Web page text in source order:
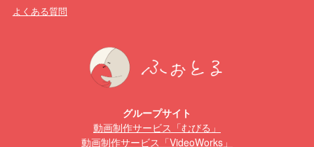
よくある質問
グループサイト
動画制作サービス「むびる」
動画制作サービス「VideoWorks」